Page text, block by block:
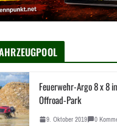
Feuerwehr-Argo 8 x 8
Offroad-Park
9. Oktober 2019 0